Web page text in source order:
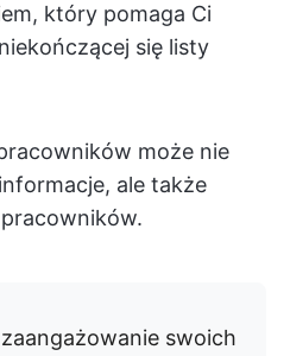
który pomaga Ci
się listy
może nie
ale także
swoich